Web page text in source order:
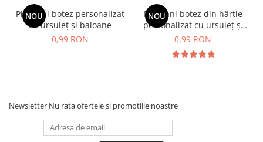
NOU
Plic bani botez personalizat
cu ursuleț și baloane
0,99 RON
NOU
Plic bani botez din hârtie
personalizat cu ursuleț și
baloane
0,99 RON
Newsletter Nu rata ofertele si promotiile noastre